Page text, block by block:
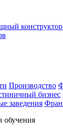
Производство
бизнес
заведения
обучения